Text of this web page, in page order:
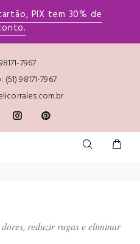
PIX tem 30% de
7967
98171-7967
𝑟𝑒𝑑𝑢𝑧𝑖𝑟 𝑟𝑢𝑔𝑎𝑠 𝑒 𝑒𝑙𝑖𝑚𝑖𝑛𝑎𝑟